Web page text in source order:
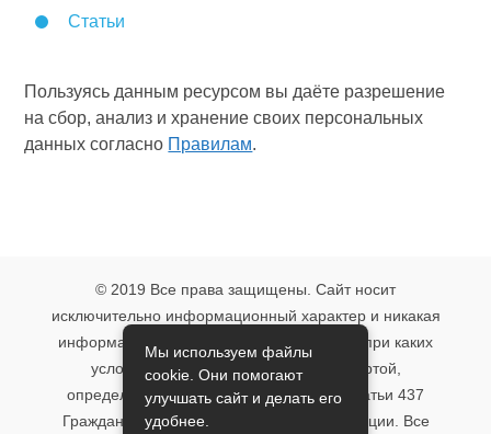
Статьи
Пользуясь данным ресурсом вы даёте разрешение
на сбор, анализ и хранение своих персональных
данных согласно Правилам.
© 2019 Все права защищены. Сайт носит
исключительно информационный характер и никакая
информация, опубликованная на нём, ни при каких
условиях не является публичной офертой,
определяемой положениями пункта 2 статьи 437
Гражданского кодекса Российской Федерации. Все
Мы используем файлы
cookie. Они помогают
улучшать сайт и делать его
удобнее.